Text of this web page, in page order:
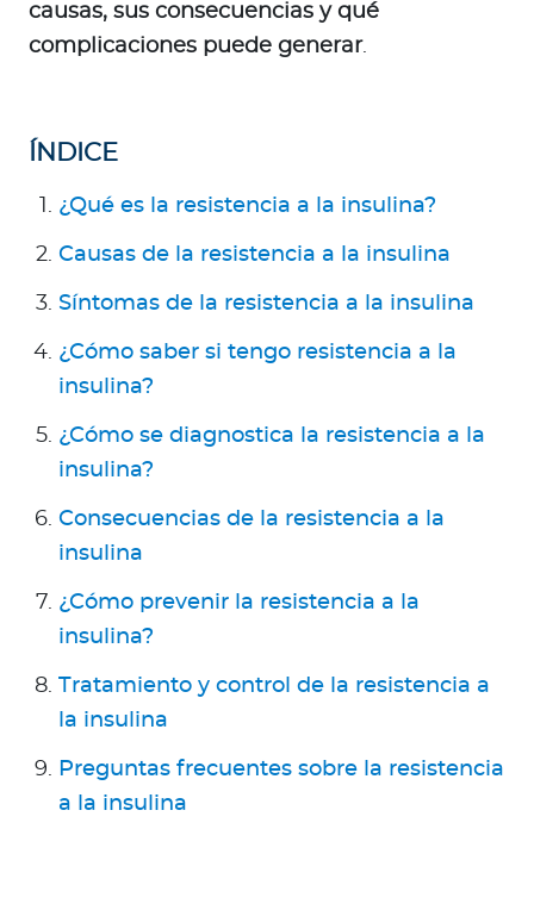
causas, sus consecuencias y qué
complicaciones puede generar.
ÍNDICE
¿Qué es la resistencia a la insulina?
Causas de la resistencia a la insulina
Síntomas de la resistencia a la insulina
¿Cómo saber si tengo resistencia a la
insulina?
¿Cómo se diagnostica la resistencia a la
insulina?
Consecuencias de la resistencia a la
insulina
¿Cómo prevenir la resistencia a la
insulina?
Tratamiento y control de la resistencia a
la insulina
Preguntas frecuentes sobre la resistencia
a la insulina